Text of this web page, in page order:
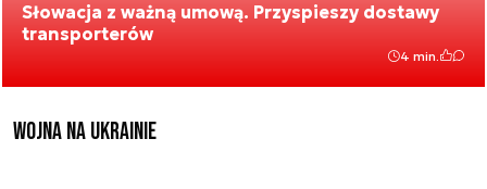
Słowacja z ważną umową. Przyspieszy dostawy
transporterów
4 min.
Wojna na Ukrainie